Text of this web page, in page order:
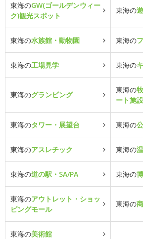
東海のGW(ゴールデンウィー
ク)観光スポット
東海の
東海の水族館・動物園 東海の
東海の工場見学 東海の
東海のグランピング
東海の
ート施設
東海のタワー・展望台 東海の
東海のアスレチック 東海の
東海の道の駅・SA/PA 東海の
東海のアウトレット・ショッ
ピングモール
東海の
東海の美術館